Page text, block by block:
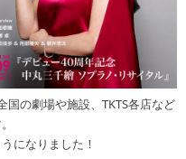
の劇場や施設、TKTS各店など
になりました！